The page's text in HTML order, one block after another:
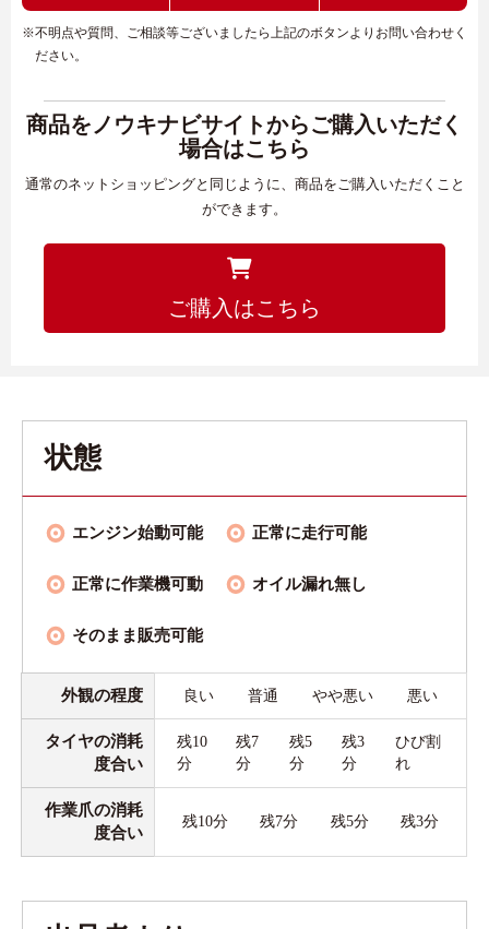
※不明点や質問、ご相談等ございましたら上記のボタンよりお問い合わせく
ださい。
商品をノウキナビサイトからご購入いただく
場合はこちら
通常のネットショッピングと同じように、商品をご購入いただくこと
ができます。
ご購入はこちら
状態
エンジン始動可能 正常に走行可能
正常に作業機可動 オイル漏れ無し
そのまま販売可能
外観の程度 良い 普通 やや悪い 悪い
タイヤの消耗
度合い
残10
分
残7
分
残5
分
残3
分
ひび割
れ
作業爪の消耗
度合い
残10分 残7分 残5分 残3分